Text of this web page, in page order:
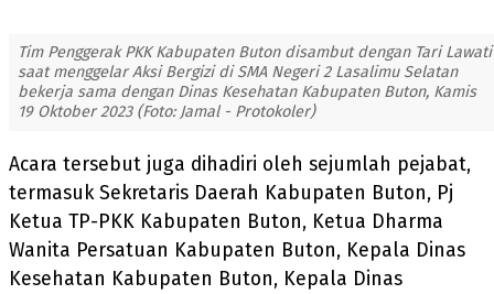
Tim Penggerak PKK Kabupaten Buton disambut dengan Tari Lawati
saat menggelar Aksi Bergizi di SMA Negeri 2 Lasalimu Selatan
bekerja sama dengan Dinas Kesehatan Kabupaten Buton, Kamis
19 Oktober 2023 (Foto: Jamal - Protokoler)
Acara tersebut juga dihadiri oleh sejumlah pejabat,
termasuk Sekretaris Daerah Kabupaten Buton, Pj
Ketua TP-PKK Kabupaten Buton, Ketua Dharma
Wanita Persatuan Kabupaten Buton, Kepala Dinas
Kesehatan Kabupaten Buton, Kepala Dinas